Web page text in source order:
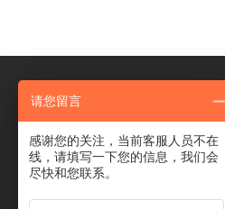
深圳市福英达工
电话 ：
请您留言
感谢您的关注，当前客服人员不在
线，请填写一下您的信息，我们会
尽快和您联系。